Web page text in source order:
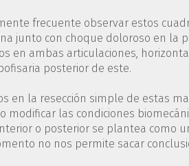
frecuente observar estos
junto con choque doloroso en la
en ambas articulaciones,
posterior de este.
en la resección simple de estas
modificar las condiciones
o posterior se plantea como
no nos permite sacar